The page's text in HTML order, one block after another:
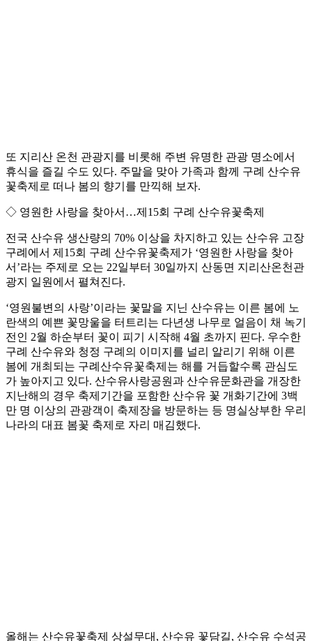
또 지리산 온천 관광지를 비롯해 주변 유명한 관광 명소에서
휴식을 즐길 수도 있다. 주말을 맞아 가족과 함께 구례 산수유
꽃축제로 떠나 봄의 향기를 만끽해 보자.
◇ 영원한 사랑을 찾아서…제15회 구례 산수유꽃축제
전국 산수유 생산량의 70% 이상을 차지하고 있는 산수유 고장
구례에서 제15회 구례 산수유꽃축제가 ‘영원한 사랑을 찾아
서’라는 주제로 오는 22일부터 30일까지 산동면 지리산온천관
광지 일원에서 펼쳐진다.
‘영원불변의 사랑’이라는 꽃말을 지닌 산수유는 이른 봄에 노
란색의 예쁜 꽃망울을 터트리는 다년생 나무로 얼음이 채 녹기
전인 2월 하순부터 꽃이 피기 시작해 4월 초까지 핀다. 우수한
구례 산수유와 청정 구례의 이미지를 널리 알리기 위해 이른
봄에 개최되는 구례산수유꽃축제는 해를 거듭할수록 관심도
가 높아지고 있다. 산수유사랑공원과 산수유문화관을 개장한
지난해의 경우 축제기간을 포함한 산수유 꽃 개화기간에 3백
만 명 이상의 관광객이 축제장을 방문하는 등 명실상부한 우리
나라의 대표 봄꽃 축제로 자리 매김했다.
올해는 산수유꽃축제 상설무대, 산수유 꽃담길, 산수유 수석공